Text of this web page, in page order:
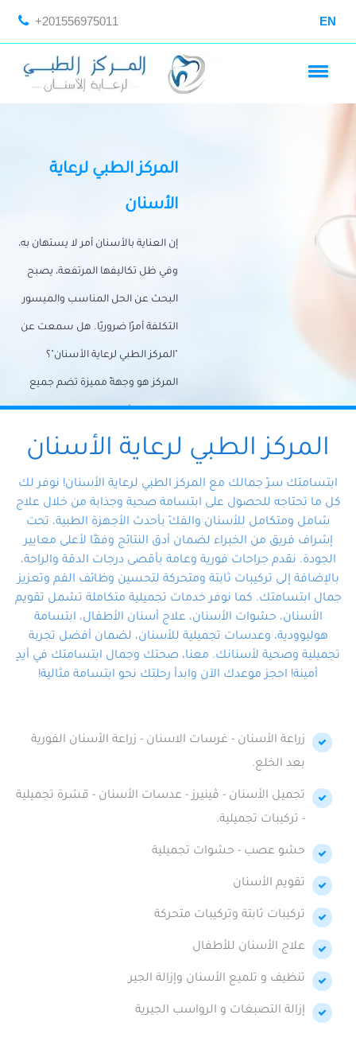
+201556975011 EN
المركز الطبي لرعاية
الأسنان
إن العناية بالأسنان أمر لا يستهان به،
وفي ظل تكاليفها المرتفعة، يصبح
البحث عن الحل المناسب والميسور
التكلفة أمرًا ضروريًا. هل سمعت عن
"المركز الطبي لرعاية الأسنان"؟
المركز هو وجهةً مميزة تضم جميع
احتياجات الأسنان تحت سقف واحد،
وتضمن لك حلاً شاملًا لجميع
المتخصص ذوي الخبرة، ستجد نفسك
في أيد أمينة تلبي احتياجاتك بكل
احترافية ودقة.
المركز الطبي لرعاية الأسنان
ابتسامتك سرّ جمالك مع المركز الطبي لرعاية الأسنان! نوفر لك
كل ما تحتاجه للحصول على ابتسامة صحية وجذابة من خلال علاج
شامل ومتكامل للأسنان والفكّ بأحدث الأجهزة الطبية، تحت
إشراف فريق من الخبراء لضمان أدق النتائج وفقًا لأعلى معايير
الجودة. نقدم جراحات فورية وعامة بأقصى درجات الدقة والراحة،
بالإضافة إلى تركيبات ثابتة ومتحركة لتحسين وظائف الفم وتعزيز
جمال ابتسامتك. كما نوفر خدمات تجميلية متكاملة تشمل تقويم
الأسنان، حشوات الأسنان، علاج أسنان الأطفال، ابتسامة
هوليوودية، وعدسات تجميلية للأسنان، لضمان أفضل تجربة
تجميلية وصحية لأسنانك. معنا، صحتك وجمال ابتسامتك في أيدٍ
أمينة! احجز موعدك الآن وابدأ رحلتك نحو ابتسامة مثالية!
زراعة الأسنان - غرسات الاسنان - زراعة الأسنان الفورية
بعد الخلع.
تجميل الأسنان - ڤينيرز - عدسات الأسنان - قشرة تجميلية
- تركيبات تجميلية.
حشو عصب - حشوات تجميلية
تقويم الأسنان
تركيبات ثابتة وتركيبات متحركة
علاج الأسنان للأطفال
تنظيف و تلميع الأسنان وإزالة الجير
إزالة التصبغات و الرواسب الجيرية